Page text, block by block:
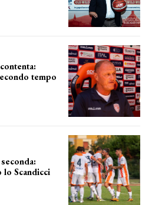
tempo
lo Scandicci